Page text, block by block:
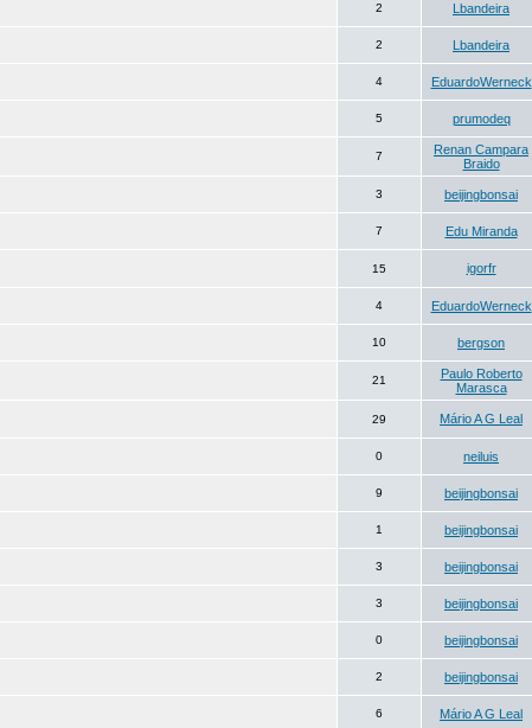
2 Lbandeira
2 Lbandeira
4 EduardoWerneck
5 prumodeq
7
Renan Campara
Braido
3 beijingbonsai
7 Edu Miranda
15 igorfr
4 EduardoWerneck
10 bergson
21
Paulo Roberto
Marasca
29 Mário A G Leal
0 neiluis
9 beijingbonsai
1 beijingbonsai
3 beijingbonsai
3 beijingbonsai
0 beijingbonsai
2 beijingbonsai
6 Mário A G Leal